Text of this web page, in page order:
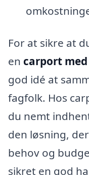
For at sikre at
en carport
god idé at
fagfolk. Hos
du nemt
den løsning,
behov og
sikret en god